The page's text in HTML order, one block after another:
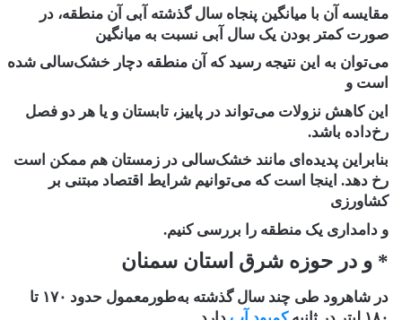
مقایسه آن با میانگین پنجاه سال گذشته آبی آن منطقه، در
صورت کمتر بودن یک سال آبی نسبت به میانگین
می‌توان به این نتیجه رسید که آن منطقه دچار خشک‌سالی شده
است و
این کاهش نزولات می‌تواند در پاییز، تابستان و یا هر دو فصل
رخ‌داده باشد.
بنابراین پدیده‌ای مانند خشک‌سالی در زمستان ‌هم ممکن است
رخ دهد. اینجا است که می‌توانیم شرایط اقتصاد مبتنی بر
کشاورزی
و دامداری یک منطقه را بررسی کنیم.
* و در حوزه شرق استان سمنان
در شاهرود طی چند سال گذشته به‌طورمعمول حدود ۱۷۰ تا